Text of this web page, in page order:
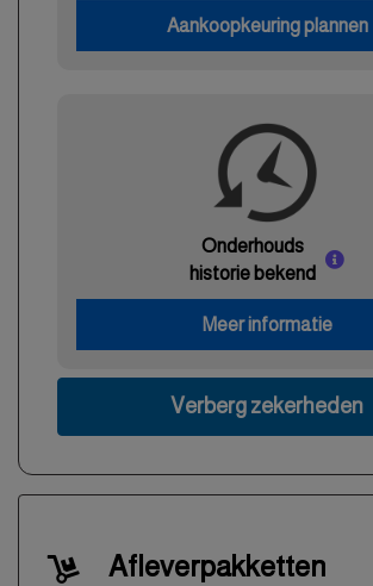
Aankoopkeuring plannen
Onderhouds
historie bekend
Meer informatie
Verberg zekerheden
Afleverpakketten